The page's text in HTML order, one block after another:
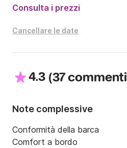
Consulta i prezzi
Cancellare le date
4.3 (37 commenti
Note complessive
Conformità della barca
Comfort a bordo